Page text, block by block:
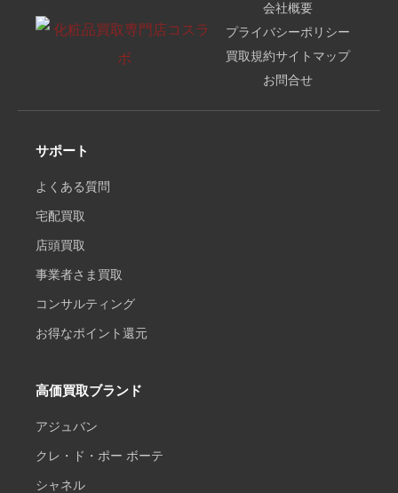
会社概要
プライバシーポリシー
買取規約サイトマップ
お問合せ
サポート
よくある質問
宅配買取
店頭買取
事業者さま買取
コンサルティング
お得なポイント還元
高価買取ブランド
アジュバン
クレ・ド・ポー ボーテ
シャネル